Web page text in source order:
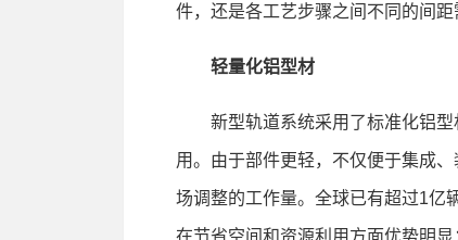
件，还是各工艺步骤之间不同的间
轻量化铝型材
新型轨道系统采用了标准化铝型
用。由于部件更轻，不仅便于集成
场调整的工作量。全球已有超过1亿
在节省空间和资源利用方面优势明